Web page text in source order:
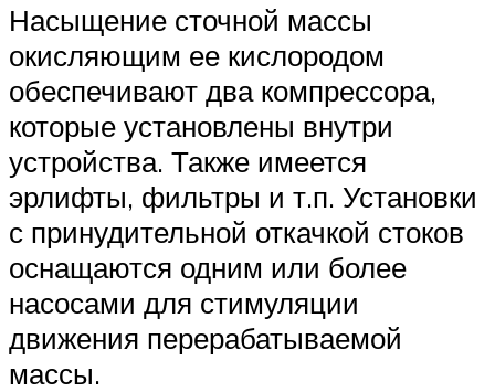
Насыщение сточной массы
окисляющим ее кислородом
обеспечивают два компрессора,
которые установлены внутри
устройства. Также имеется
эрлифты, фильтры и т.п. Установки
с принудительной откачкой стоков
оснащаются одним или более
насосами для стимуляции
движения перерабатываемой
массы.